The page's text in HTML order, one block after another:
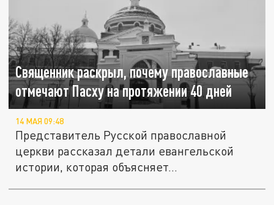
Священник раскрыл, почему православные
отмечают Пасху на протяжении 40 дней
14 МАЯ 09:48
Представитель Русской православной
церкви рассказал детали евангельской
истории, которая объясняет...